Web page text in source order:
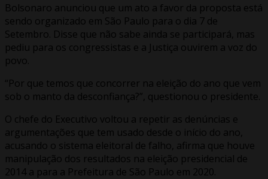
Bolsonaro anunciou que um ato a favor da proposta está
sendo organizado em São Paulo para o dia 7 de
Setembro. Disse que não sabe ainda se participará, mas
pediu para os congressistas e a Justiça ouvirem a voz do
povo.
“Por que temos que concorrer na eleição do ano que vem
sob o manto da desconfiança?”, questionou o presidente.
O chefe do Executivo voltou a repetir as denúncias e
argumentações que tem usado desde o início do ano,
acusando o sistema eleitoral de falho, afirma que houve
manipulação dos resultados na eleição presidencial de
2014 a para a Prefeitura de São Paulo em 2020.